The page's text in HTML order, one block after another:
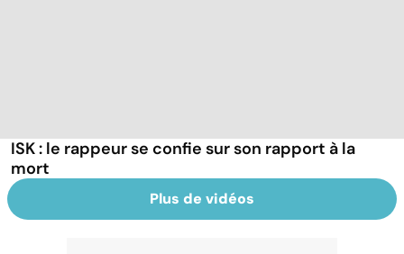
ISK : le rappeur se confie sur son rapport à la
mort
Plus de vidéos